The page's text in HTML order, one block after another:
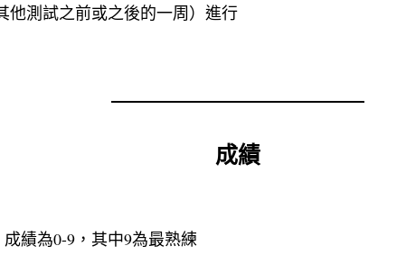
他測試之前或之後的一周）進行
成績
績為0-9，其中9為最熟練